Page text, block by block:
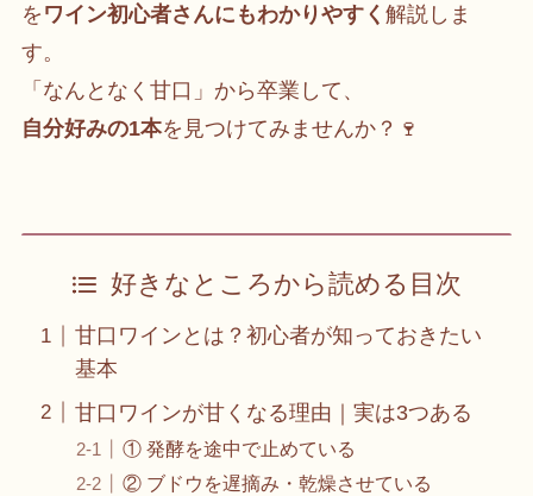
を ワイン初心者さんにもわかりやすく 解説しま
す。
「なんとなく甘口」から卒業して、
自分好みの1本を見つけてみませんか？🍷
好きなところから読める目次
甘口ワインとは？初心者が知っておきたい
基本
甘口ワインが甘くなる理由｜実は3つある
① 発酵を途中で止めている
② ブドウを遅摘み・乾燥させている